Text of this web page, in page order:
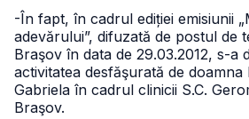
-În fapt, în cadrul ediției emisiunii
adevărului”, difuzată de postul de
Braşov în data de 29.03.2012, s-a
activitatea desfăşurată de doamna
Gabriela în cadrul clinicii S.C.
Braşov.